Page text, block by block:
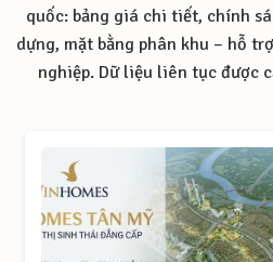
quốc: bảng giá chi tiết, chính
dựng, mặt bằng phân khu – hỗ
nghiệp. Dữ liệu liên tục được